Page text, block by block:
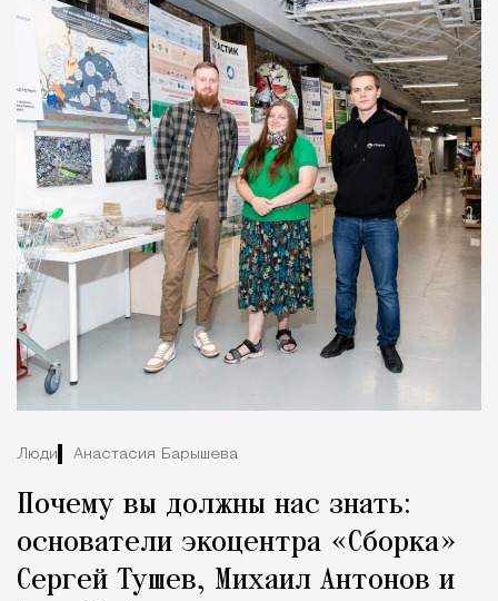
Люди Анастасия Барышева
Почему вы должны нас знать:
основатели экоцентра «Сборка»
Сергей Тушев, Михаил Антонов и